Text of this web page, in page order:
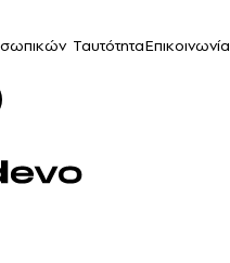
ΤαυτότηταΕπικοινωνία